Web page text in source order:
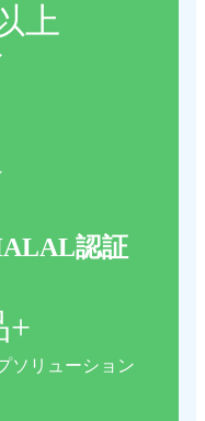
上
認証
+
ソリューション